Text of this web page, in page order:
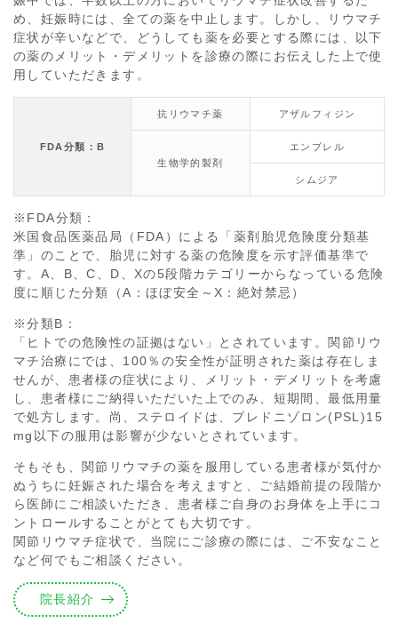
め、妊娠時には、全ての薬を中止します。しかし、リウマチ
症状が辛いなどで、どうしても薬を必要とする際には、以下
の薬のメリット・デメリットを診療の際にお伝えした上で使
用していただきます。
FDA分類：B
抗リウマチ薬 アザルフィジン
生物学的製剤
エンブレル
シムジア
※FDA分類：
米国食品医薬品局（FDA）による「薬剤胎児危険度分類基
準」のことで、胎児に対する薬の危険度を示す評価基準で
す。A、B、C、D、Xの5段階カテゴリーからなっている危険
度に順じた分類（A：ほぼ安全～X：絶対禁忌）
※分類B：
「ヒトでの危険性の証拠はない」とされています。関節リウ
マチ治療にでは、100％の安全性が証明された薬は存在しま
せんが、患者様の症状により、メリット・デメリットを考慮
し、患者様にご納得いただいた上でのみ、短期間、最低用量
で処方します。尚、ステロイドは、プレドニゾロン(PSL)15
mg以下の服用は影響が少ないとされています。
そもそも、関節リウマチの薬を服用している患者様が気付か
ぬうちに妊娠された場合を考えますと、ご結婚前提の段階か
ら医師にご相談いただき、患者様ご自身のお身体を上手にコ
ントロールすることがとても大切です。
関節リウマチ症状で、当院にご診療の際には、ご不安なこと
など何でもご相談ください。
院長紹介